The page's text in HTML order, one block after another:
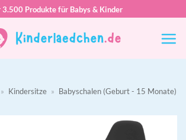
3.500 Produkte für Babys & Kinder
» Kindersitze » Babyschalen (Geburt - 15 Monate)